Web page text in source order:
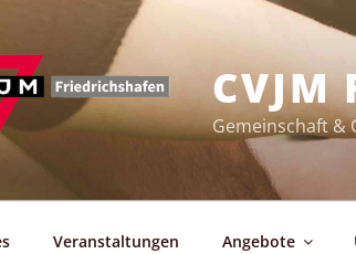
CVJM
Gemeinschaft &
Veranstaltungen Angebote